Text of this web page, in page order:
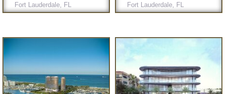
Fort Lauderdale, FL Fort Lauderdale, FL